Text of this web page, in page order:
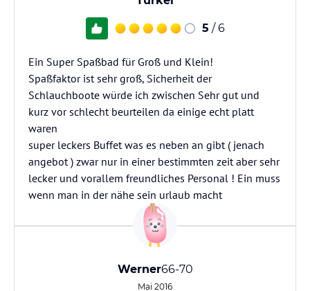
5 / 6
Ein Super Spaßbad für Groß und Klein!
Spaßfaktor ist sehr groß, Sicherheit der
Schlauchboote würde ich zwischen Sehr gut und
kurz vor schlecht beurteilen da einige echt platt
waren
super leckers Buffet was es neben an gibt ( jenach
angebot ) zwar nur in einer bestimmten zeit aber sehr
lecker und vorallem freundliches Personal ! Ein muss
wenn man in der nähe sein urlaub macht
Werner66-70
Mai 2016